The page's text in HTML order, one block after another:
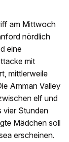
am Mittwoch
nördlich
eine
mit
mittlerweile
Amman Valley
elf und
vier Stunden
Mädchen soll
erscheinen.